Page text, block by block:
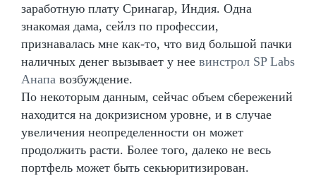
заработную плату Сринагар, Индия. Одна
знакомая дама, сейлз по профессии,
признавалась мне как-то, что вид большой пачки
наличных денег вызывает у нее винстрол SP Labs
Анапа возбуждение.
По некоторым данным, сейчас объем сбережений
находится на докризисном уровне, и в случае
увеличения неопределенности он может
продолжить расти. Более того, далеко не весь
портфель может быть секьюритизирован.